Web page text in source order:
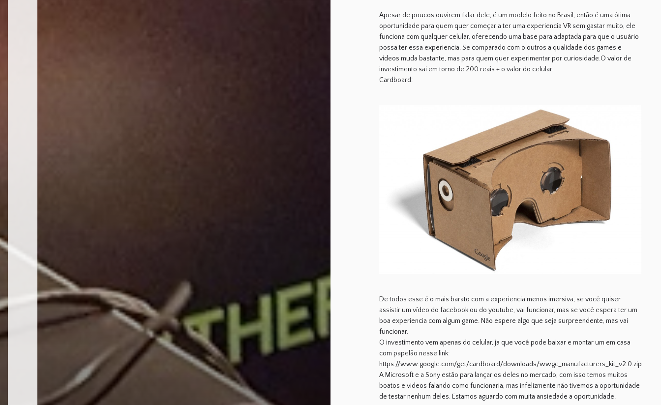
Apesar de poucos ouvirem falar dele, é um modelo feito no Brasil, então é uma ótima
oportunidade para quem quer começar a ter uma experiencia VR sem gastar muito, ele
funciona com qualquer celular, oferecendo uma base para adaptada para que o usuário
possa ter essa experiencia. Se comparado com o outros a qualidade dos games e
videos muda bastante, mas para quem quer experimentar por curiosidade.O valor de
investimento sai em torno de 200 reais + o valor do celular.
Cardboard:
De todos esse é o mais barato com a experiencia menos imersiva, se você quiser
assistir um vídeo do facebook ou do youtube, vai funcionar, mas se você espera ter um
boa experiencia com algum game. Não espere algo que seja surpreendente, mas vai
funcionar.
O investimento vem apenas do celular, ja que você pode baixar e montar um em casa
com papelão nesse link:
https://www.google.com/get/cardboard/downloads/wwgc_manufacturers_kit_v2.0.zip
A Microsoft e a Sony estão para lançar os deles no mercado, com isso temos muitos
boatos e videos falando como funcionaria, mas infelizmente não tivemos a oportunidade
de testar nenhum deles. Estamos aguardo com muita ansiedade a oportunidade.